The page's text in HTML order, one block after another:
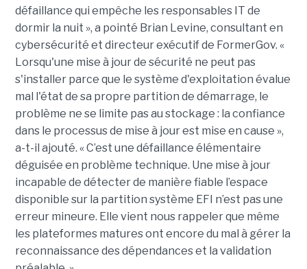
défaillance qui empêche les responsables IT de
dormir la nuit », a pointé Brian Levine, consultant en
cybersécurité et directeur exécutif de FormerGov. «
Lorsqu'une mise à jour de sécurité ne peut pas
s'installer parce que le système d'exploitation évalue
mal l'état de sa propre partition de démarrage, le
problème ne se limite pas au stockage : la confiance
dans le processus de mise à jour est mise en cause »,
a-t-il ajouté. « C’est une défaillance élémentaire
déguisée en problème technique. Une mise à jour
incapable de détecter de manière fiable l’espace
disponible sur la partition système EFI n’est pas une
erreur mineure. Elle vient nous rappeler que même
les plateformes matures ont encore du mal à gérer la
reconnaissance des dépendances et la validation